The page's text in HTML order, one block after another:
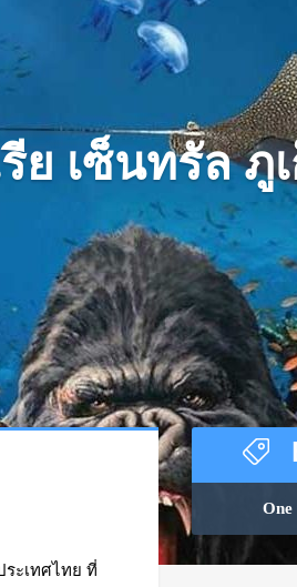
เซ็นทรัล ภู
ะเทศไทย ที่